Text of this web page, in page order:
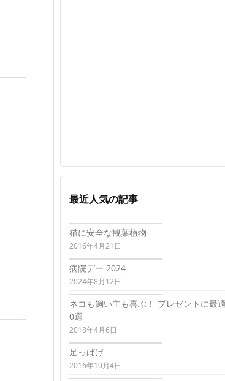
最近人気の記事
猫に安全な観葉植物
2016年4月21日
病院デー 2024
2024年8月12日
ネコも飼い主も喜ぶ！ プレゼントに最
0選
2018年4月6日
足っぱげ
2016年10月4日